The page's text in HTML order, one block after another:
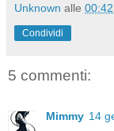
Unknown alle 00:42
Condividi
5 commenti:
Mimmy 14